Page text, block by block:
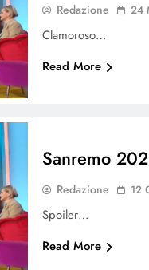
Redazione 24
Clamoroso…
Read More
Sanremo
Redazione 12
Spoiler…
Read More